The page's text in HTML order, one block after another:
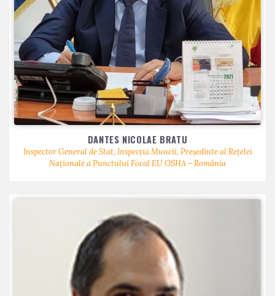
DANTES NICOLAE BRATU
Inspector General de Stat, Inspecția Muncii, Președinte al Rețelei
Naționale a Punctului Focal EU OSHA – România